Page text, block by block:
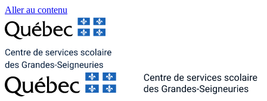
Aller au contenu